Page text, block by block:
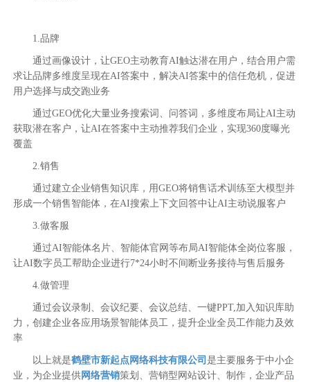
1.品牌
通过画像设计，让GEO主动教育AI触达潜在用户，结合用户需
求让品牌多维度呈现在AI答案中，解决AI答案中的信任危机，促进
用户选择与成交跑业务
通过GEO优化大量业务搜索词、问答词，多维度布局让AI主动
获取潜在客户，让AI在答案中主动推荐我们企业，实现360度曝光
覆盖
2.销售
通过建立企业销售知识库，用GEO将销售话术训练至大模型并
形成一个销售智能体，在AI搜索上下文回答中让AI主动说服客户
3.做客服
通过AI智能体名片、智能体官网等布局AI智能体全岗位客服，
让AI数字员工帮助企业进行7*24小时不间断业务接待与售后服务
4.做管理
通过会议录制、会议纪要、会议总结、一键PPT,加入知识库助
力，创建企业各应用场景智能体员工，提升企业全员工作能力及效
率
以上就是鹤壁市新起点网络科技有限公司是主要服务于中小企
业，为企业提供网络营销策划、营销型网站设计、制作，企业产品